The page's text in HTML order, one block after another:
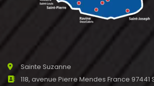
Sainte Suzanne
118, avenue Pierre Mendes France 97441